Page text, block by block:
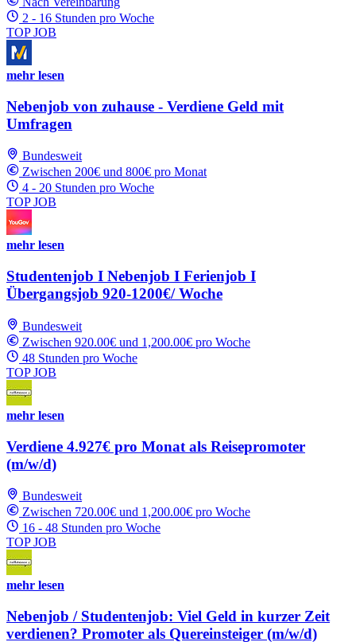
2 - 16 Stunden pro Woche
TOP JOB
mehr lesen
Nebenjob von zuhause - Verdiene Geld mit
Umfragen
Bundesweit
Zwischen 200€ und 800€ pro Monat
4 - 20 Stunden pro Woche
TOP JOB
mehr lesen
Studentenjob I Nebenjob I Ferienjob I
Übergangsjob 920-1200€/ Woche
Bundesweit
Zwischen 920.00€ und 1,200.00€ pro Woche
48 Stunden pro Woche
TOP JOB
mehr lesen
Verdiene 4.927€ pro Monat als Reisepromoter
(m/w/d)
Bundesweit
Zwischen 720.00€ und 1,200.00€ pro Woche
16 - 48 Stunden pro Woche
TOP JOB
mehr lesen
Nebenjob / Studentenjob: Viel Geld in kurzer Zeit
verdienen? Promoter als Quereinsteiger (m/w/d)